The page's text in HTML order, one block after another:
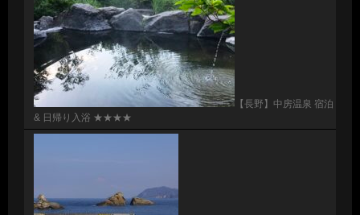
【長野】中房温泉 宿泊
& 日帰り入浴 ★★★★